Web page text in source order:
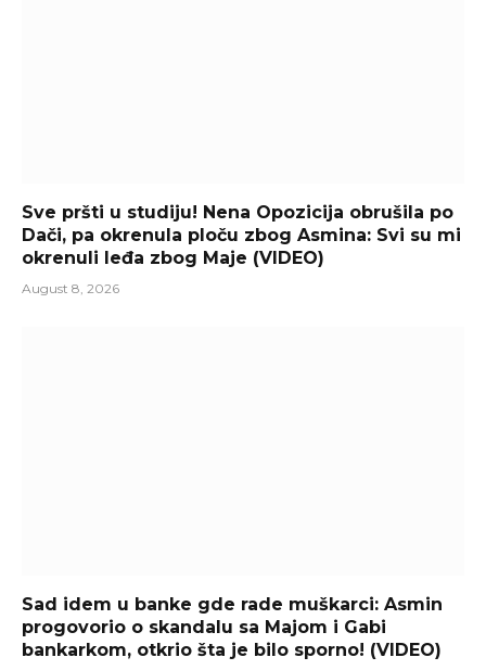
Sve pršti u studiju! Nena Opozicija obrušila po
Dači, pa okrenula ploču zbog Asmina: Svi su mi
okrenuli leđa zbog Maje (VIDEO)
August 8, 2026
Sad idem u banke gde rade muškarci: Asmin
progovorio o skandalu sa Majom i Gabi
bankarkom, otkrio šta je bilo sporno! (VIDEO)